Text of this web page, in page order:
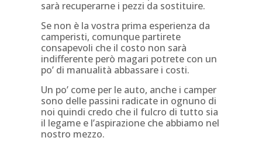
sarà recuperarne i pezzi da sostituire.
Se non è la vostra prima esperienza da
camperisti, comunque partirete
consapevoli che il costo non sarà
indifferente però magari potrete con un
po’ di manualità abbassare i costi.
Un po’ come per le auto, anche i camper
sono delle passini radicate in ognuno di
noi quindi credo che il fulcro di tutto sia
il legame e l’aspirazione che abbiamo nel
nostro mezzo.